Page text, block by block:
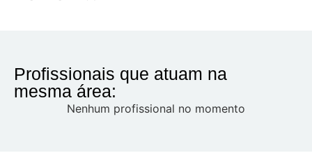
Profissionais que atuam na
mesma área:
Nenhum profissional no momento